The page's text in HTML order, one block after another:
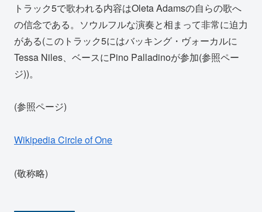
トラック5で歌われる内容はOleta Adamsの自らの歌へ
の信念である。ソウルフルな演奏と相まって非常に迫力
がある(このトラック5にはバッキング・ヴォーカルに
Tessa Niles、ベースにPino Palladinoが参加(参照ペー
ジ))。
(参照ページ)
Wikipedia Circle of One
(敬称略)